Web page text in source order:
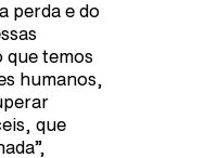
perda e do
que temos
humanos,
que